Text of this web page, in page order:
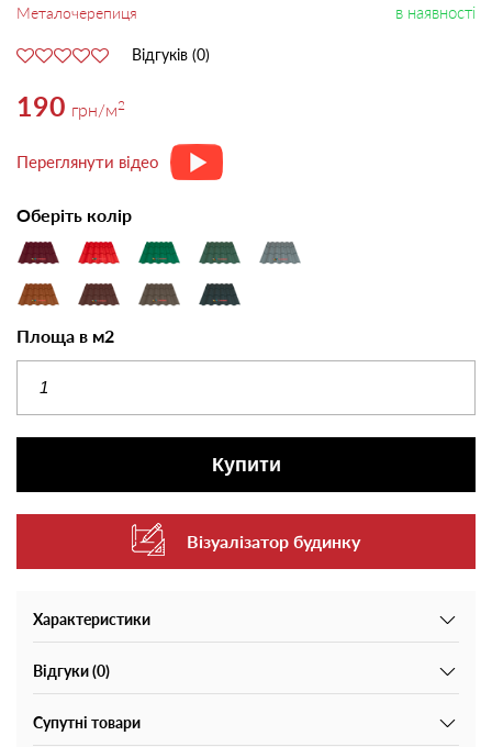
Металочерепиця в наявності
Відгуків (0)
190 грн/м2
Переглянути відео
Оберіть колір
Площа в м2
Купити
Візуалізатор будинку
Характеристики
Відгуки (0)
Супутні товари